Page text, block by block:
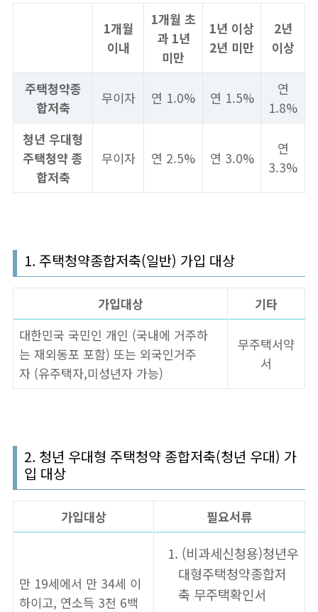
1개월
이내
1개월 초
과 1년
미만
1년 이상
2년 미만
2년
이상
주택청약종
합저축
무이자 연 1.0% 연 1.5%
연
1.8%
청년 우대형
주택청약 종
합저축
무이자 연 2.5% 연 3.0%
연
3.3%
1. 주택청약종합저축(일반) 가입 대상
가입대상
기타
대한민국 국민인 개인 (국내에 거주하
는 재외동포 포함) 또는 외국인거주
자 (유주택자,미성년자 가능)
무주택서약
서
2. 청년 우대형 주택청약 종합저축(청년 우대) 가
입 대상
가입대상 필요서류
만 19세에서 만 34세 이
하이고, 연소득 3천 6백
(비과세신청용)청년우
대형주택청약종합저
축 무주택확인서